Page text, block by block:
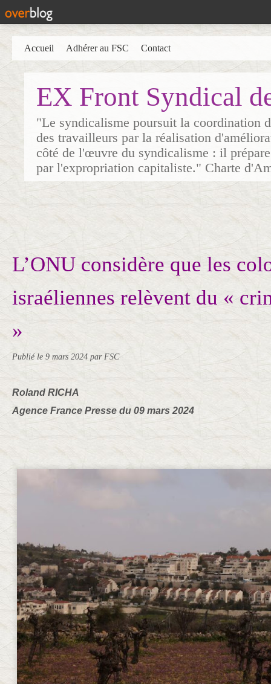
EX Front Syndical
"Le syndicalisme poursuit la coordination
des travailleurs par la réalisation
côté de l'œuvre du syndicalisme : il
par l'expropriation capitaliste." Charte
Accueil Adhérer au FSC Contact
L’ONU considère que les
israéliennes relèvent du «
»
Publié le 9 mars 2024 par FSC
Roland RICHA
Agence France Presse du 09 mars 2024